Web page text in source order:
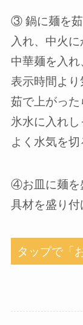
③ 鍋に麺を茹
入れ、中火
中華麺を入
表示時間より
茹で上がった
氷水に入れ
よく水気を切
④お皿に麺を
具材を盛り付
タップで「